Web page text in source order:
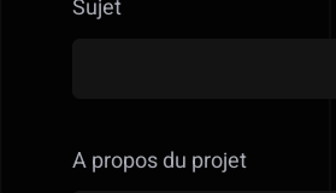
Sujet
A propos du projet